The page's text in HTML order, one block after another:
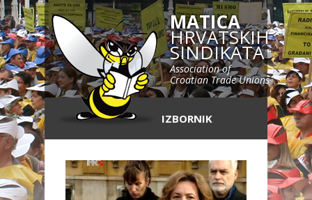
MATICA
HRVATSKIH
SINDIKATA
Association of
Croatian Trade Unions
IZBORNIK